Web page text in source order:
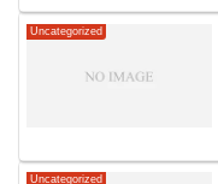
Uncategorized
Uncategorized